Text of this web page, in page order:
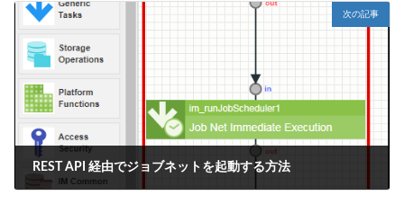
次の記事
REST API 経由でジョブネットを起動する方法